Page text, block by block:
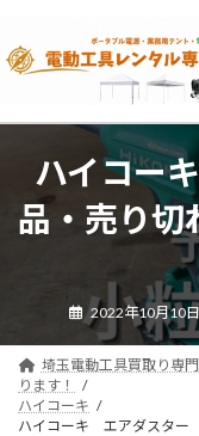
テ
へ
ゲ
ョ
ハイコー
品・売り切
2022年10月10日
埼玉電動工具買取り専
ります！
ハイコーキ
ハイコーキ エアダスター